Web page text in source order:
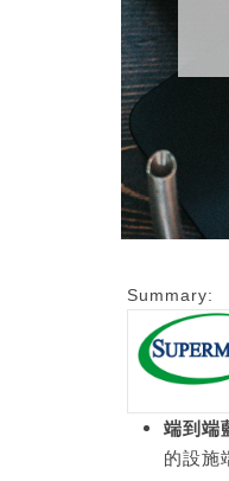
Summary:
端到端
的設施